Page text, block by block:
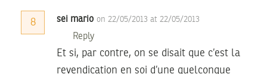
8 sei mario on 22/05/2013 at 22/05/2013
Reply
Et si, par contre, on se disait que c’est la
revendication en soi d’une quelconque